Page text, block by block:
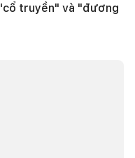
truyền" và "đương